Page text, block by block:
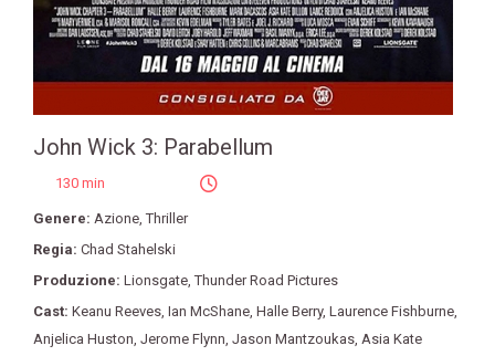
John Wick 3: Parabellum
130 min
Genere: Azione ,Thriller
Regia: Chad Stahelski
Produzione: Lionsgate ,Thunder Road Pictures
Cast: Keanu Reeves Ian McShane Halle Berry, Laurence Fishburne
Anjelica Huston Jerome Flynn Jason Mantzoukas Asia Kate